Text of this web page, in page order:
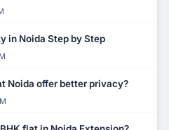
in Noida Step by Step
Noida offer better privacy?